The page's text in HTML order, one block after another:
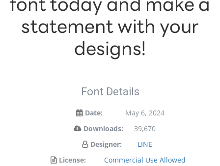
statement with your
designs!
Font Details
Date:
May 6, 2024
Downloads:
39,670
Designer:
LINE
License:
Commercial Use Allowed